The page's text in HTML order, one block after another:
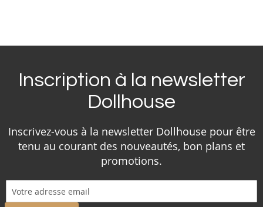
Inscription à la newsletter
Dollhouse
Inscrivez-vous à la newsletter Dollhouse pour être
tenu au courant des nouveautés, bon plans et
promotions.